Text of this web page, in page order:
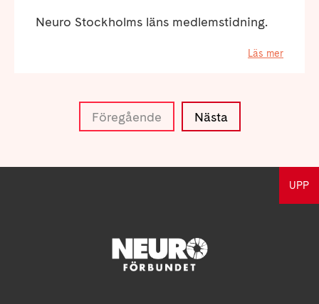
Neuro Stockholms läns medlemstidning.
Läs mer
Föregående Nästa
UPP